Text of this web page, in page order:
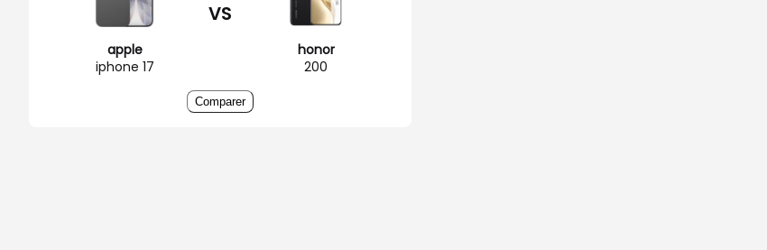
apple
iphone 17
VS
honor
200
Comparer